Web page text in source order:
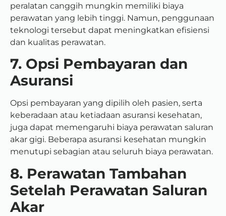
peralatan canggih mungkin memiliki biaya
perawatan yang lebih tinggi. Namun, penggunaan
teknologi tersebut dapat meningkatkan efisiensi
dan kualitas perawatan.
7. Opsi Pembayaran dan
Asuransi
Opsi pembayaran yang dipilih oleh pasien, serta
keberadaan atau ketiadaan asuransi kesehatan,
juga dapat memengaruhi biaya perawatan saluran
akar gigi. Beberapa asuransi kesehatan mungkin
menutupi sebagian atau seluruh biaya perawatan.
8. Perawatan Tambahan
Setelah Perawatan Saluran
Akar